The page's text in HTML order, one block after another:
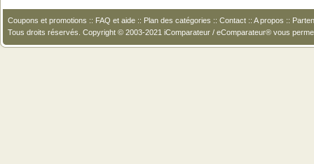
Coupons et promotions :: FAQ et aide :: Plan des catégories :: Contact :: A propos ::
Tous droits réservés. Copyright © 2003-2021 iComparateur / eComparateur® vous